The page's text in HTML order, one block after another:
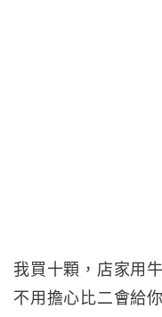
我買十顆，店家用
不用擔心比二會給